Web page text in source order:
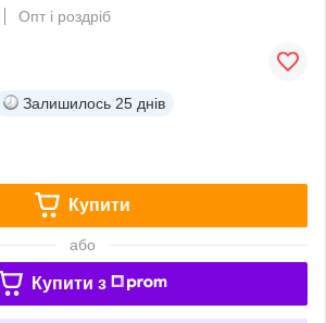
Опт і роздріб
Залишилось 25 днів
Купити
або
Купити з